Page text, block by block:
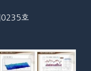
0235호